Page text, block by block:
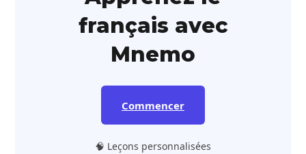
français avec
Mnemo
Commencer
🧠 Leçons personnalisées